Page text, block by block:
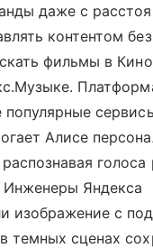
даже с
контентом
фильмы в
популярные
Алисе
голоса
Инженеры Яндекса
изображение с
темных сценах